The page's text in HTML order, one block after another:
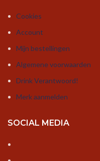
Cookies
Account
Mijn bestellingen
Algemene voorwaarden
Drink Verantwoord!
Merk aanmelden
SOCIAL MEDIA